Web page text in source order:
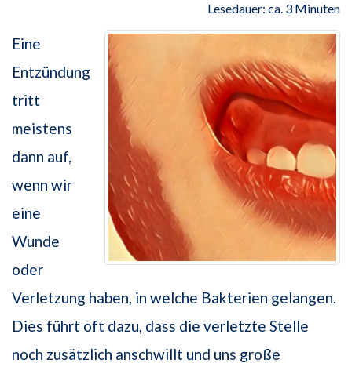
Lesedauer: ca. 3 Minuten
Eine
Entzündung
tritt
meistens
dann auf,
wenn wir
eine
Wunde
oder
Verletzung haben, in welche Bakterien gelangen.
Dies führt oft dazu, dass die verletzte Stelle
noch zusätzlich anschwillt und uns große